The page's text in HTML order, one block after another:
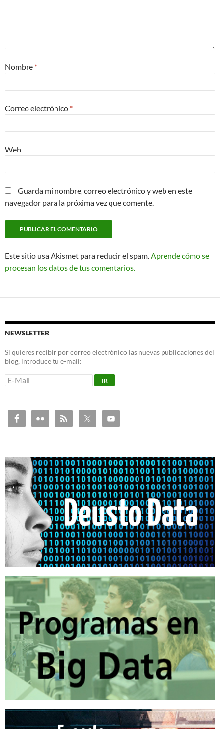
Nombre *
Correo electrónico *
Web
Guarda mi nombre, correo electrónico y web en este
navegador para la próxima vez que comente.
Este sitio usa Akismet para reducir el spam.Aprende cómo se
procesan los datos de tus comentarios.
NEWSLETTER
Si quieres recibir por correo electrónico las nuevas publicaciones del
blog, introduce tu e-mail: